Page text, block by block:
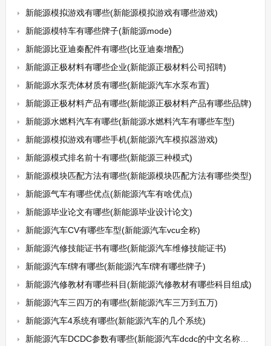
新能源模拟游戏有哪些(新能源模拟游戏有哪些游戏)
新能源模特车有哪些牌子(新能源mode)
新能源比亚迪秦配件有哪些(比亚迪秦增配)
新能源正极材料有哪些企业(新能源正极材料公司招聘)
新能源水泵壳体材质有哪些(新能源汽车水泵布置)
新能源正极材料产品有哪些(新能源正极材料产品有哪些品牌)
新能源水燃料汽车有哪些(新能源水燃料汽车有哪些车型)
新能源模拟游戏有哪些手机(新能源汽车模拟器游戏)
新能源模式排名前十有哪些(新能源三种模式)
新能源模块匹配方法有哪些(新能源模块匹配方法有哪些类型)
新能源气车有哪些优点(新能源汽车有啥优点)
新能源毕业论文有哪些(新能源毕业设计论文)
新能源汽车CV有哪些车型(新能源汽车vcu全称)
新能源汽修技能证书有哪些(新能源汽车维修技能证书)
新能源汽车f牌有哪些(新能源汽车f牌有哪些牌子)
新能源汽修教材有哪些科目(新能源汽修教材有哪些科目组成)
新能源汽车三四万的有哪些(新能源汽车三万到五万)
新能源汽车4系统有哪些(新能源汽车的几个系统)
新能源汽车DCDC参数有哪些(新能源汽车dcdc的中文名称是什么)